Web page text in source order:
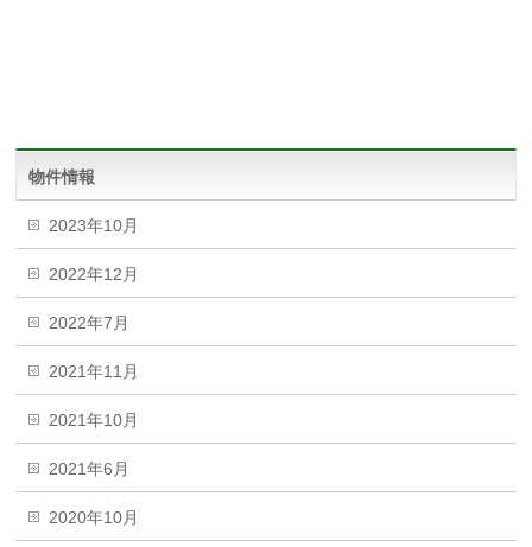
物件情報
2023年10月
2022年12月
2022年7月
2021年11月
2021年10月
2021年6月
2020年10月